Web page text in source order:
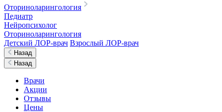
Оториноларингология
Педиатр
Нейропсихолог
Оториноларингология
Детский ЛОР-врач Взрослый ЛОР-врач
Назад
Назад
Врачи
Акции
Отзывы
Цены